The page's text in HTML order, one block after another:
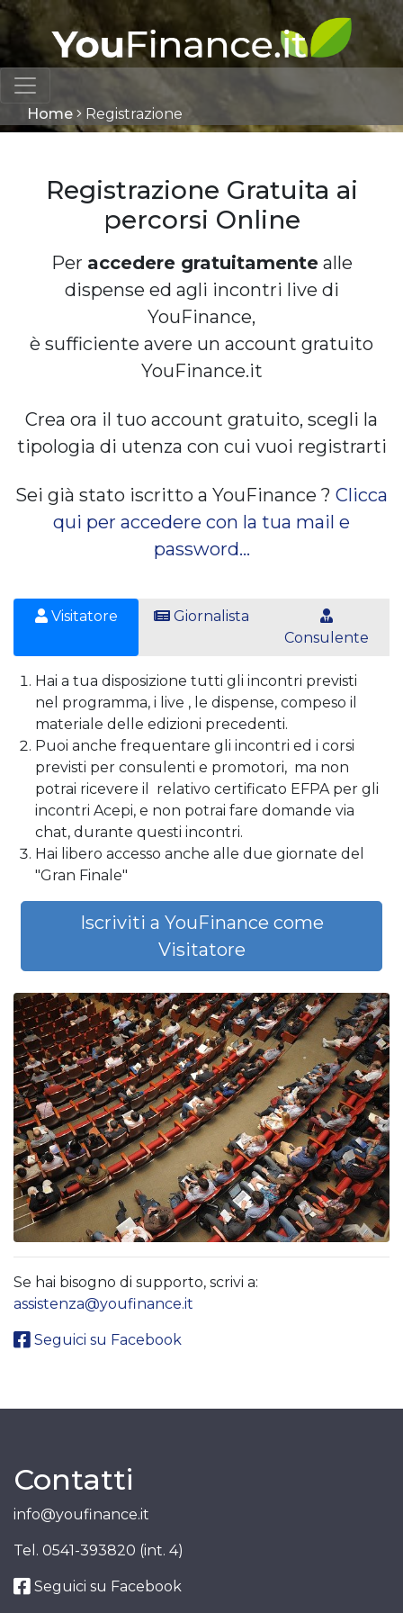
Home Registrazione
Registrazione Gratuita ai
percorsi Online
Per accedere gratuitamentealle
dispense ed agli incontri live di
YouFinance,
è sufficiente avere un account gratuito
YouFinance.it
Crea ora il tuo account gratuito, scegli la
tipologia di utenza con cui vuoi registrarti
Sei già stato iscritto a YouFinance ? Clicca
qui per accedere con la tua mail e
password...
Visitatore
Giornalista
Consulente
Hai a tua disposizione tutti gli incontri previsti
nel programma, i live , le dispense, compeso il
materiale delle edizioni precedenti.
Puoi anche frequentare gli incontri ed i corsi
previsti per consulenti e promotori, ma non
potrai ricevere il relativo certificato EFPA per gli
incontri Acepi, e non potrai fare domande via
chat, durante questi incontri.
Hai libero accesso anche alle due giornate del
"Gran Finale"
Iscriviti a YouFinance come
Visitatore
Se hai bisogno di supporto, scrivi a:
assistenza@youfinance.it
Seguici su Facebook
Contatti
info@youfinance.it
Tel. 0541-393820 (int. 4)
Seguici su Facebook